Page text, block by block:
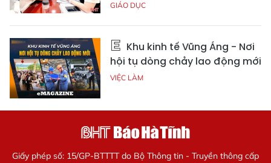
GIÁO DỤC
Khu kinh tế Vũng Áng - Nơi
hội tụ dòng chảy lao động mới
VIỆC LÀM
Giấy phép số: 15/GP-BTTTT do Bộ Thông tin - Truyền thông cấp